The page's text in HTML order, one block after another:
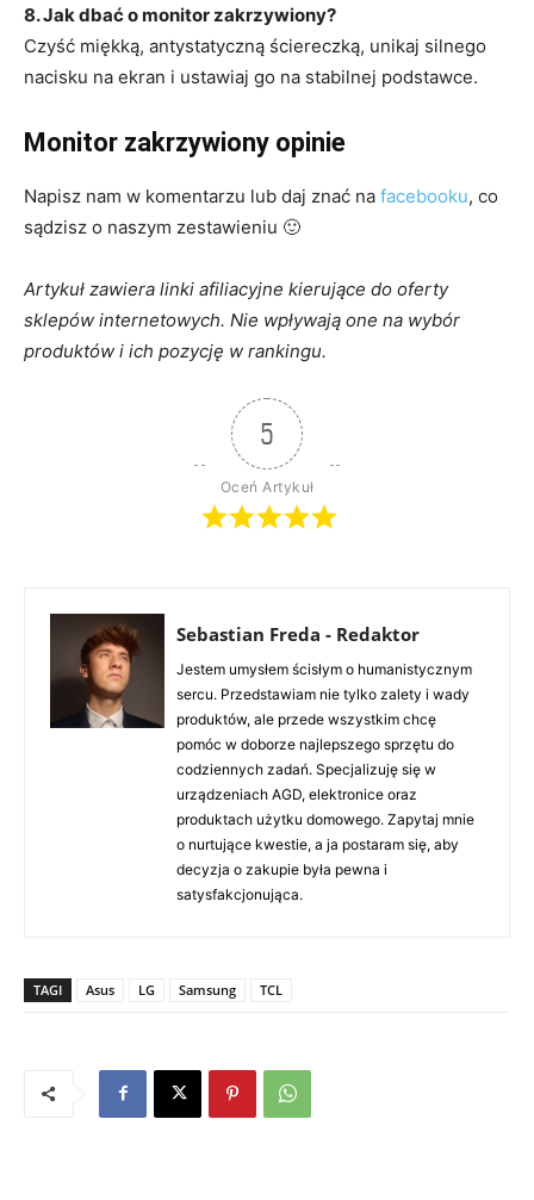
8. Jak dbać o monitor zakrzywiony?
Czyść miękką, antystatyczną ściereczką, unikaj silnego
nacisku na ekran i ustawiaj go na stabilnej podstawce.
Monitor zakrzywiony opinie
Napisz nam w komentarzu lub daj znać na facebooku, co
sądzisz o naszym zestawieniu 🙂
Artykuł zawiera linki afiliacyjne kierujące do oferty
sklepów internetowych. Nie wpływają one na wybór
produktów i ich pozycję w rankingu.
5
Oceń Artykuł
Sebastian Freda - Redaktor
Jestem umysłem ścisłym o humanistycznym
sercu. Przedstawiam nie tylko zalety i wady
produktów, ale przede wszystkim chcę
pomóc w doborze najlepszego sprzętu do
codziennych zadań. Specjalizuję się w
urządzeniach AGD, elektronice oraz
produktach użytku domowego. Zapytaj mnie
o nurtujące kwestie, a ja postaram się, aby
decyzja o zakupie była pewna i
satysfakcjonująca.
TAGI Asus LG Samsung TCL